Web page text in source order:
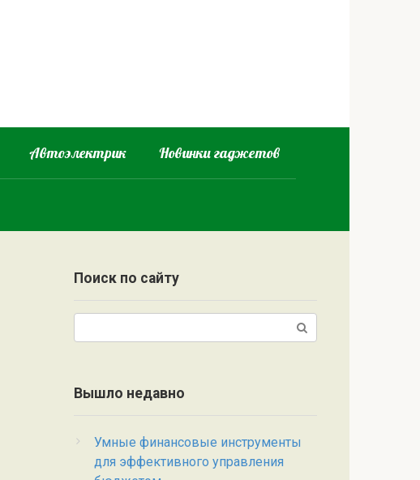
Автоэлектрик Новинки гаджетов
Поиск по сайту
Вышло недавно
Умные финансовые инструменты
для эффективного управления